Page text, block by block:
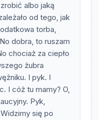
albo jaką
od tego, jak
torba,
dobra, to ruszam
chociaż za ciepło
żubra
I pyk. I
I cóż tu mamy? O,
Pyk,
się po